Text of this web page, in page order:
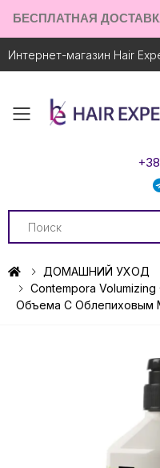
БЕСПЛАТНАЯ
Интернет-магазин Hair
Toggle
Search
ДОМАШНИЙ УХОД
Contempora
Объема С Облепиховым